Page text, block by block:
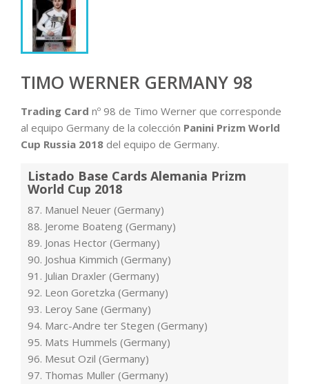
TIMO WERNER GERMANY 98
Trading Card nº 98 de Timo Werner que corresponde
al equipo Germany de la colección Panini Prizm World
Cup Russia 2018 del equipo de Germany.
Listado Base Cards Alemania Prizm
World Cup 2018
87. Manuel Neuer (Germany)
88. Jerome Boateng (Germany)
89. Jonas Hector (Germany)
90. Joshua Kimmich (Germany)
91. Julian Draxler (Germany)
92. Leon Goretzka (Germany)
93. Leroy Sane (Germany)
94. Marc-Andre ter Stegen (Germany)
95. Mats Hummels (Germany)
96. Mesut Ozil (Germany)
97. Thomas Muller (Germany)